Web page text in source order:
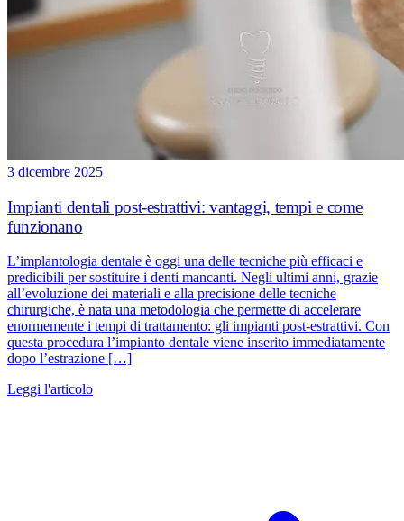
3 dicembre 2025
Impianti dentali post-estrattivi: vantaggi, tempi e come
funzionano
L’implantologia dentale è oggi una delle tecniche più efficaci e
predicibili per sostituire i denti mancanti. Negli ultimi anni, grazie
all’evoluzione dei materiali e alla precisione delle tecniche
chirurgiche, è nata una metodologia che permette di accelerare
enormemente i tempi di trattamento: gli impianti post-estrattivi. Con
questa procedura l’impianto dentale viene inserito immediatamente
dopo l’estrazione […]
Leggi l'articolo